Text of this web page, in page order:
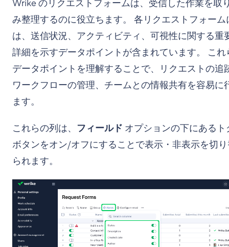
Wrike のリクエストフォームは、受信した作業を取
み整理するのに役立ちます。 各リクエストフォーム
は、送信状況、アクティビティ、可視性に関する重
詳細を示すデータポイントが含まれています。 これ
データポイントを理解することで、リクエストの追
ワークフローの管理、チームとの情報共有を容易に
ます。
これらの列は、 フィールド オプションの下にあるト
ボタンをオン/オフにすることで表示・非表示を切
られます。